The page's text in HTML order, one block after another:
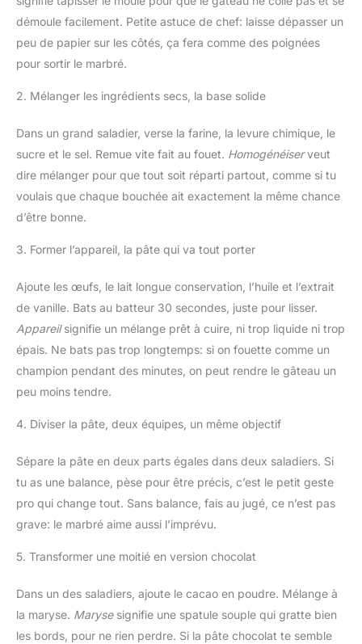
démoule facilement. Petite astuce de chef: laisse dépasser un
peu de papier sur les côtés, ça fera comme des poignées
pour sortir le marbré.
2. Mélanger les ingrédients secs, la base solide
Dans un grand saladier, verse la farine, la levure chimique, le
sucre et le sel. Remue vite fait au fouet. Homogénéiserveut
dire mélanger pour que tout soit réparti partout, comme si tu
voulais que chaque bouchée ait exactement la même chance
d’être bonne.
3. Former l’appareil, la pâte qui va tout porter
Ajoute les œufs, le lait longue conservation, l’huile et l’extrait
de vanille. Bats au batteur 30 secondes, juste pour lisser.
Appareilsignifie un mélange prêt à cuire, ni trop liquide ni trop
épais. Ne bats pas trop longtemps: si on fouette comme un
champion pendant des minutes, on peut rendre le gâteau un
peu moins tendre.
4. Diviser la pâte, deux équipes, un même objectif
Sépare la pâte en deux parts égales dans deux saladiers. Si
tu as une balance, pèse pour être précis, c’est le petit geste
pro qui change tout. Sans balance, fais au jugé, ce n’est pas
grave: le marbré aime aussi l’imprévu.
5. Transformer une moitié en version chocolat
Dans un des saladiers, ajoute le cacao en poudre. Mélange à
la maryse. Marysesignifie une spatule souple qui gratte bien
les bords, pour ne rien perdre. Si la pâte chocolat te semble